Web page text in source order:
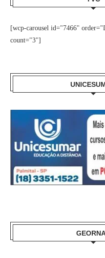
[wcp-carousel id="7466"
count="3"]